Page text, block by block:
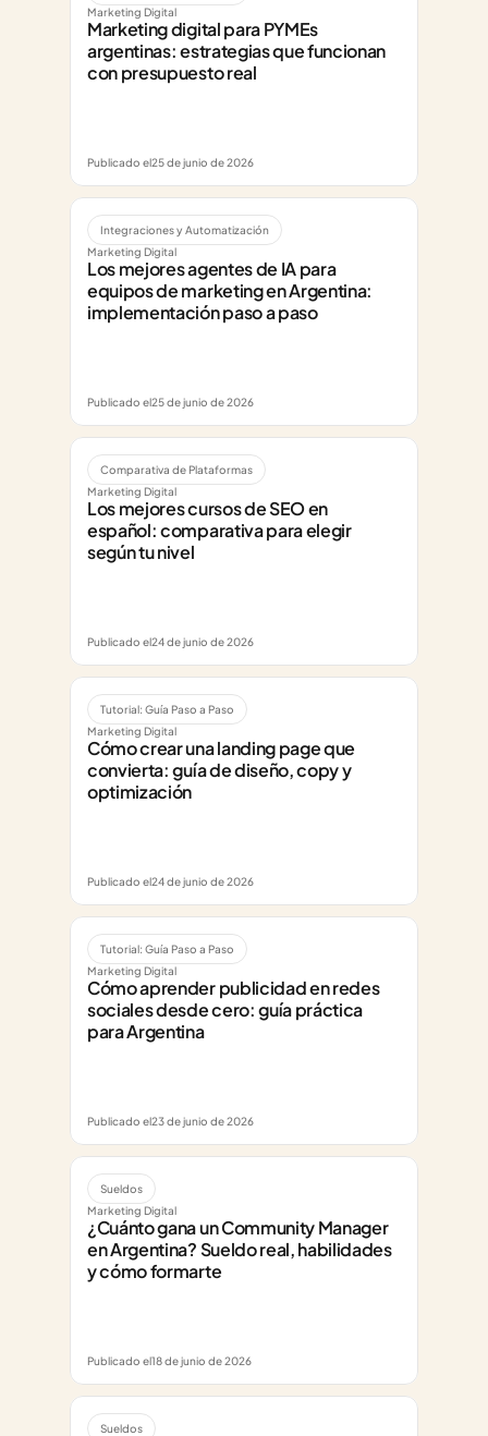
Marketing Digital
Marketing digital para PYMEs
argentinas: estrategias que funcionan
con presupuesto real
Publicado el25 de junio de 2026
Integraciones y Automatización
Marketing Digital
Los mejores agentes de IA para
equipos de marketing en Argentina:
implementación paso a paso
Publicado el25 de junio de 2026
Comparativa de Plataformas
Marketing Digital
Los mejores cursos de SEO en
español: comparativa para elegir
según tu nivel
Publicado el24 de junio de 2026
Tutorial: Guía Paso a Paso
Marketing Digital
Cómo crear una landing page que
convierta: guía de diseño, copy y
optimización
Publicado el24 de junio de 2026
Tutorial: Guía Paso a Paso
Marketing Digital
Cómo aprender publicidad en redes
sociales desde cero: guía práctica
para Argentina
Publicado el23 de junio de 2026
Sueldos
Marketing Digital
¿Cuánto gana un Community Manager
en Argentina? Sueldo real, habilidades
y cómo formarte
Publicado el18 de junio de 2026
Sueldos